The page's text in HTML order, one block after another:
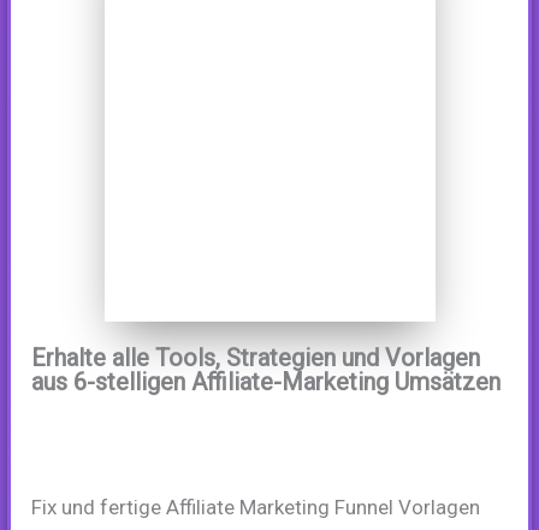
Erhalte alle Tools, Strategien und Vorlagen
aus 6-stelligen Affiliate-Marketing Umsätzen
Fix und fertige Affiliate Marketing Funnel Vorlagen